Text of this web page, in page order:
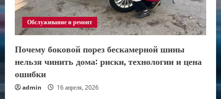
Обслуживание и ремонт
Почему боковой порез бескамерной шины
нельзя чинить дома: риски, технологии и цена
ошибки
admin 16 апреля, 2026